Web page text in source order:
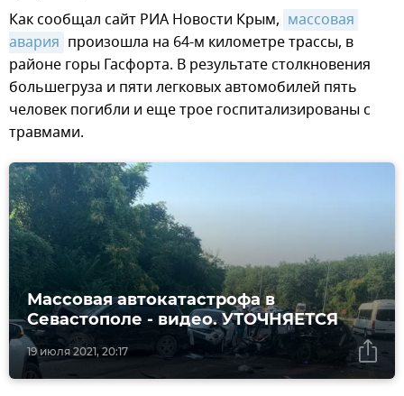
Как сообщал сайт РИА Новости Крым, массовая
авария произошла на 64-м километре трассы, в
районе горы Гасфорта. В результате столкновения
большегруза и пяти легковых автомобилей пять
человек погибли и еще трое госпитализированы с
травмами.
19 июля 2021, 20:17
Массовая автокатастрофа в
Севастополе - видео. УТОЧНЯЕТСЯ